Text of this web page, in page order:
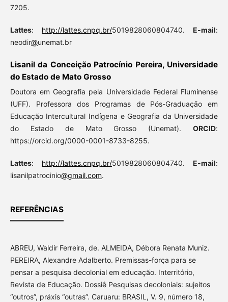
7205.
Lattes: http://lattes.cnpq.br/5019828060804740.E-mail:
neodir@unemat.br
Lisanil da Conceição Patrocínio Pereira, Universidade
do Estado de Mato Grosso
Doutora em Geografia pela Universidade Federal Fluminense
(UFF). Professora dos Programas de Pós-Graduação em
Educação Intercultural Indígena e Geografia da Universidade
do Estado de Mato Grosso (Unemat).ORCID:
https://orcid.org/0000-0001-8733-8255.
Lattes: http://lattes.cnpq.br/5019828060804740.E-mail:
lisanilpatrocinio@gmail.com.
REFERÊNCIAS
ABREU, Waldir Ferreira, de. ALMEIDA, Débora Renata Muniz.
PEREIRA, Alexandre Adalberto. Premissas-força para se
pensar a pesquisa decolonial em educação. Interritório,
Revista de Educação. Dossiê Pesquisas decoloniais: sujeitos
“outros”, práxis “outras”. Caruaru: BRASIL, V. 9, número 18,